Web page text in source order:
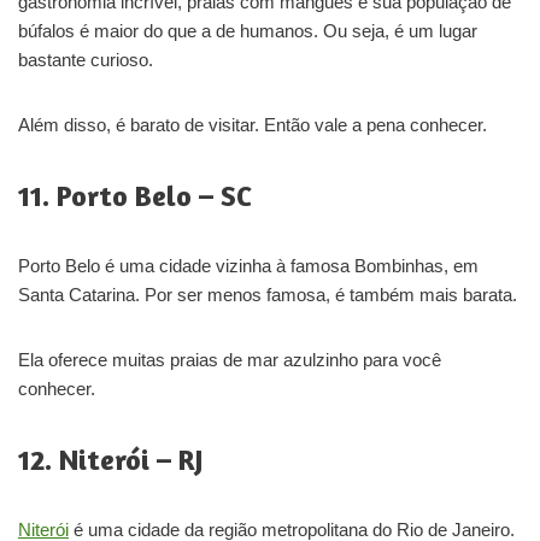
búfalos é maior do que a de humanos. Ou seja, é um lugar
bastante curioso.
Além disso, é barato de visitar. Então vale a pena conhecer.
11. Porto Belo – SC
Porto Belo é uma cidade vizinha à famosa Bombinhas, em
Santa Catarina. Por ser menos famosa, é também mais barata.
Ela oferece muitas praias de mar azulzinho para você
conhecer.
12. Niterói – RJ
Niterói é uma cidade da região metropolitana do Rio de Janeiro.